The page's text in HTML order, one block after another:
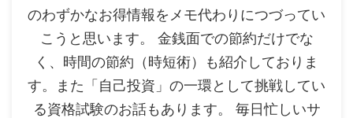
のわずかなお得情報をメモ代わりにつづってい
こうと思います。 金銭面での節約だけでな
く、時間の節約（時短術）も紹介しておりま
す。また「自己投資」の一環として挑戦してい
る資格試験のお話もあります。 毎日忙しいサ